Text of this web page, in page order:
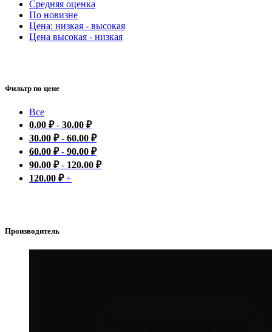
Средняя оценка
По новизне
Цена: низкая - высокая
Цена высокая - низкая
Фильтр по цене
Все
0.00 ₽- 30.00 ₽
30.00 ₽- 60.00 ₽
60.00 ₽- 90.00 ₽
90.00 ₽- 120.00 ₽
120.00 ₽+
Производитель